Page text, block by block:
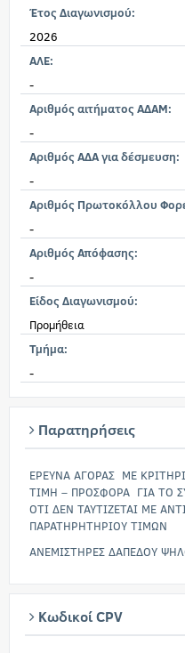
Έτος Διαγωνισμού:
2026
ΑΛΕ:
-
Αριθμός αιτήματος ΑΔΑΜ:
-
Αριθμός ΑΔΑ για δέσμευση:
-
Αριθμός Πρωτοκόλλου
-
Αριθμός Απόφασης:
-
Είδος Διαγωνισμού:
Προμήθεια
Τμήμα:
-
Παρατηρήσεις
ΕΡΕΥΝΑ ΑΓΟΡΑΣ ΜΕ
ΤΙΜΗ – ΠΡΟΣΦΟΡΑ ΓΙΑ ΤΟ
ΟΤΙ ΔΕΝ ΤΑΥΤΙΖΕΤΑΙ ΜΕ
ΠΑΡΑΤΗΡΗΤΗΡΙΟΥ ΤΙΜΩΝ
ΑΝΕΜΙΣΤΗΡΕΣ ΔΑΠΕΔΟΥ
Κωδικοί CPV